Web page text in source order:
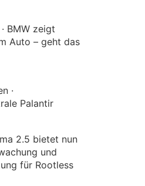
BMW zeigt
Auto – geht das
·
Palantir
2.5 bietet nun
und
für Rootless